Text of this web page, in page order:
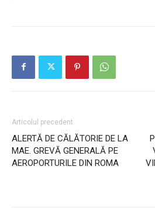
Articolul precedent
ALERTĂ DE CĂLĂTORIE DE LA
MAE. GREVĂ GENERALĂ PE
AEROPORTURILE DIN ROMA